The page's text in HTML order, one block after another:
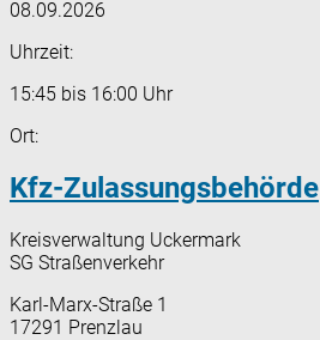
08.09.2026
Uhrzeit:
15:45 bis 16:00 Uhr
Ort:
Kfz-Zulassungsbehörde
Kreisverwaltung Uckermark
SG Straßenverkehr
Karl-Marx-Straße 1
17291 Prenzlau